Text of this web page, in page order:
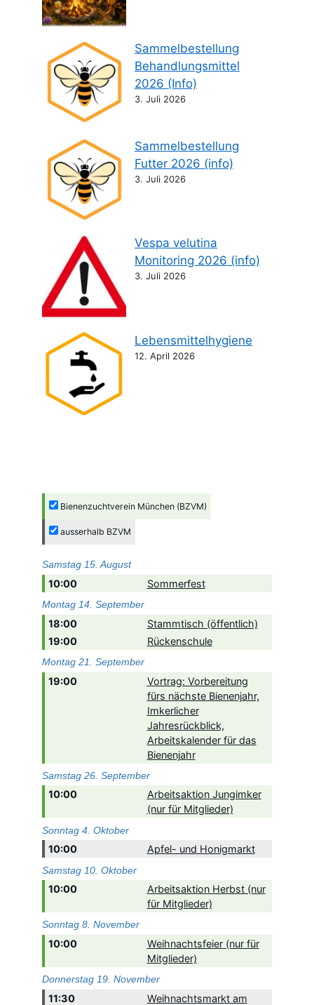
Sammelbestellung
Behandlungsmittel
2026 (Info)
3. Juli 2026
Sammelbestellung
Futter 2026 (info)
3. Juli 2026
Vespa velutina
Monitoring 2026 (info)
3. Juli 2026
Lebensmittelhygiene
12. April 2026
Bienenzuchtverein München (BZVM)
ausserhalb BZVM
Samstag 15. August
10:00 Sommerfest
Montag 14. September
18:00
Stammtisch (öffentlich)
19:00
Rückenschule
Montag 21. September
19:00
Vortrag: Vorbereitung
fürs nächste Bienenjahr,
Imkerlicher
Jahresrückblick,
Arbeitskalender für das
Bienenjahr
Samstag 26. September
10:00
Arbeitsaktion Jungimker
(nur für Mitglieder)
Sonntag 4. Oktober
10:00 Apfel- und Honigmarkt
Samstag 10. Oktober
10:00
Arbeitsaktion Herbst (nur
für Mitglieder)
Sonntag 8. November
10:00
Weihnachtsfeier (nur für
Mitglieder)
Donnerstag 19. November
11:30
Weihnachtsmarkt am